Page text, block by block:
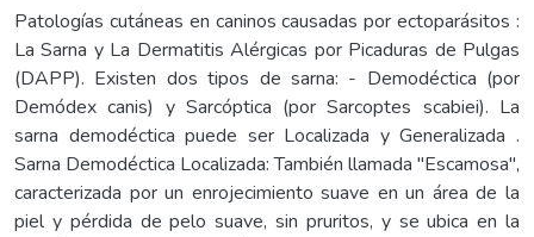
Patologías cutáneas en caninos causadas por ectoparásitos :
La Sarna y La Dermatitis Alérgicas por Picaduras de Pulgas
(DAPP). Existen dos tipos de sarna: - Demodéctica (por
Demódex canis) y Sarcóptica (por Sarcoptes scabiei). La
sarna demodéctica puede ser Localizada y Generalizada .
Sarna Demodéctica Localizada: También llamada "Escamosa",
caracterizada por un enrojecimiento suave en un área de la
piel y pérdida de pelo suave, sin pruritos, y se ubica en la